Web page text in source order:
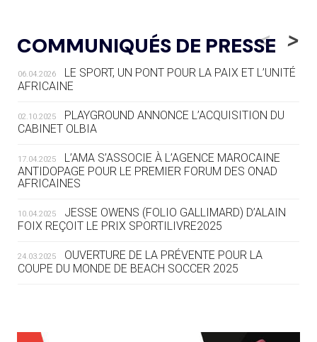
« L'ALLEMAGNE PEUT DÉMONTRER
COMMENT ORGANISER DES JO
RESPONSABLES »
04.08
LA FIE LANCE LES GRANDES
MANŒUVRES EN VUE DES JO
04.08 — DAKAR 2026
DES FRESQUES CÉLÈBRENT LES JOJ
03.08 —
« PARIS 2024 M'A INSPIRÉ POUR
CRÉER UN PERSONNAGE »
03.08 — CROATIE
COMMUNIQUÉS DE PRESSE
<
06.04.2026
LE SPORT, UN PONT POUR LA PAIX ET L’UNITÉ
AFRICAINE
02.10.2025
PLAYGROUND ANNONCE L’ACQUISITION DU
CABINET OLBIA
17.04.2025
L’AMA S’ASSOCIE À L’AGENCE MAROCAINE
ANTIDOPAGE POUR LE PREMIER FORUM DES ONAD
AFRICAINES
10.04.2025
JESSE OWENS (FOLIO GALLIMARD) D’ALAIN
FOIX REÇOIT LE PRIX SPORTILIVRE2025
24.03.2025
OUVERTURE DE LA PRÉVENTE POUR LA
COUPE DU MONDE DE BEACH SOCCER 2025
>